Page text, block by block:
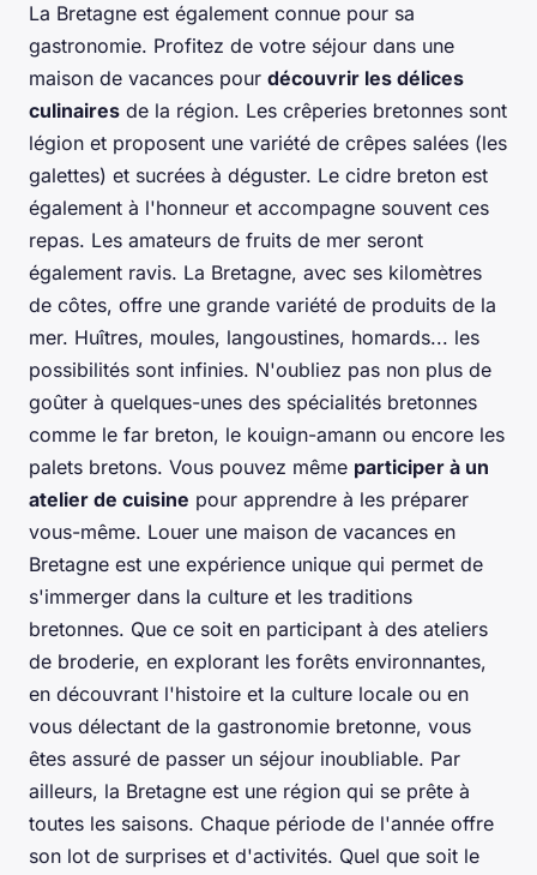
La Bretagne est également connue pour sa
gastronomie. Profitez de votre séjour dans une
maison de vacances pour découvrir les délices
culinaires de la région. Les crêperies bretonnes sont
légion et proposent une variété de crêpes salées (les
galettes) et sucrées à déguster. Le cidre breton est
également à l'honneur et accompagne souvent ces
repas. Les amateurs de fruits de mer seront
également ravis. La Bretagne, avec ses kilomètres
de côtes, offre une grande variété de produits de la
mer. Huîtres, moules, langoustines, homards... les
possibilités sont infinies. N'oubliez pas non plus de
goûter à quelques-unes des spécialités bretonnes
comme le far breton, le kouign-amann ou encore les
palets bretons. Vous pouvez même participer à un
atelier de cuisine pour apprendre à les préparer
vous-même. Louer une maison de vacances en
Bretagne est une expérience unique qui permet de
s'immerger dans la culture et les traditions
bretonnes. Que ce soit en participant à des ateliers
de broderie, en explorant les forêts environnantes,
en découvrant l'histoire et la culture locale ou en
vous délectant de la gastronomie bretonne, vous
êtes assuré de passer un séjour inoubliable. Par
ailleurs, la Bretagne est une région qui se prête à
toutes les saisons. Chaque période de l'année offre
son lot de surprises et d'activités. Quel que soit le